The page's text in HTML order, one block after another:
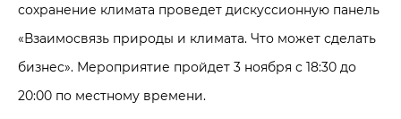
сохранение климата проведет дискуссионную панель
«Взаимосвязь природы и климата. Что может сделать
бизнес». Мероприятие пройдет 3 ноября с 18:30 до
20:00 по местному времени.